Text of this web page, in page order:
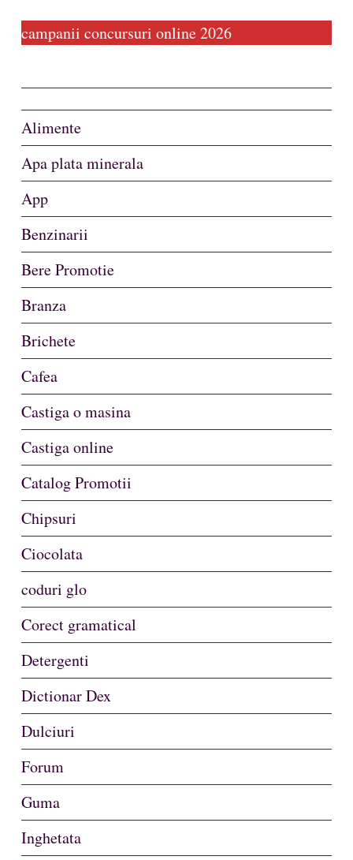
campanii concursuri online 2026
Alimente
Apa plata minerala
App
Benzinarii
Bere Promotie
Branza
Brichete
Cafea
Castiga o masina
Castiga online
Catalog Promotii
Chipsuri
Ciocolata
coduri glo
Corect gramatical
Detergenti
Dictionar Dex
Dulciuri
Forum
Guma
Inghetata